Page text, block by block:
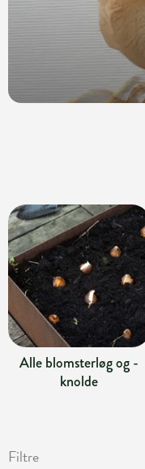
Alle blomsterløg og -
knolde
Filtre